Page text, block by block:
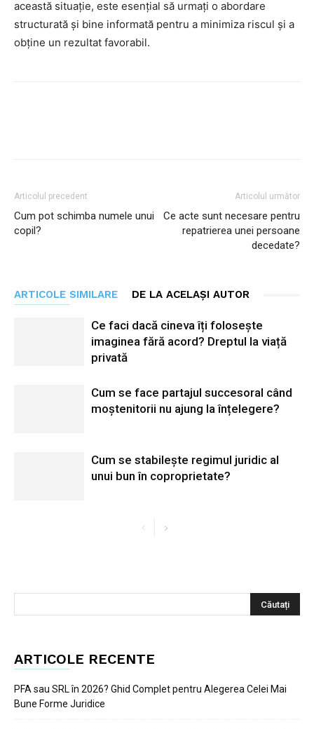
această situație, este esențial să urmați o abordare
structurată și bine informată pentru a minimiza riscul și a
obține un rezultat favorabil.
Articolul precedent
Cum pot schimba numele unui
copil?
Articolul următor
Ce acte sunt necesare pentru
repatrierea unei persoane
decedate?
ARTICOLE SIMILARE DE LA ACELAȘI AUTOR
Ce faci dacă cineva îți folosește
imaginea fără acord? Dreptul la viață
privată
Cum se face partajul succesoral când
moștenitorii nu ajung la înțelegere?
Cum se stabilește regimul juridic al
unui bun în coproprietate?
ARTICOLE RECENTE
PFA sau SRL în 2026? Ghid Complet pentru Alegerea Celei Mai
Bune Forme Juridice